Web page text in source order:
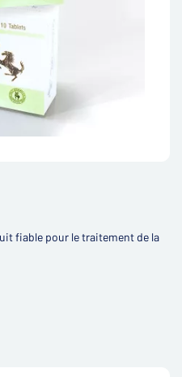
fiable pour le traitement de la